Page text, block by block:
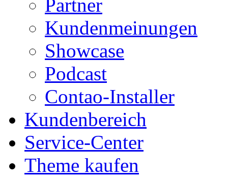
Partner
Kundenmeinungen
Showcase
Podcast
Contao-Installer
Kundenbereich
Service-Center
Theme kaufen